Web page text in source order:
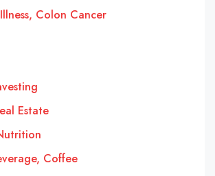
Colon Cancer
Estate
Coffee